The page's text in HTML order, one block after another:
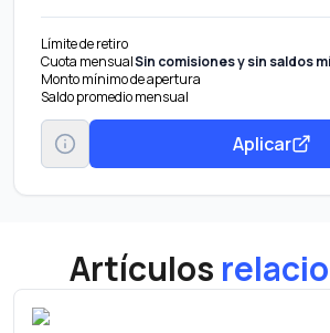
Límite de retiro
Cuota mensualSin comisiones y sin saldos
Monto mínimo de apertura
Saldo promedio mensual
Aplicar
Artículos